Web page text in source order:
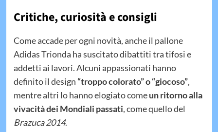
Critiche, curiosità e consigli
Come accade per ogni novità, anche il pallone
Adidas Trionda ha suscitato dibattiti tra tifosi e
addetti ai lavori. Alcuni appassionati hanno
definito il design “troppo colorato” o “giocoso”,
mentre altri lo hanno elogiato comeun ritorno alla
vivacità dei Mondiali passati, come quello del
Brazuca 2014.